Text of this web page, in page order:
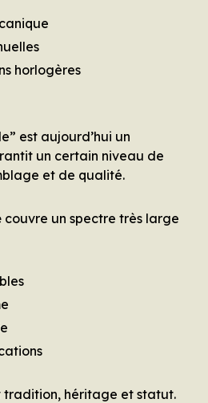
horlogères
est aujourd’hui un
un certain niveau de
et de qualité.
couvre un spectre très large
tradition, héritage et statut.